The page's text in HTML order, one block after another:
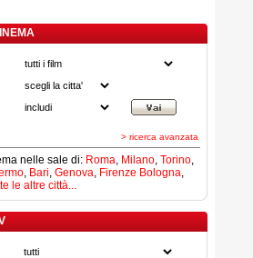
> ricerca avanzata
nelle sale di: Roma, Milano, Torino,
, Bari, Genova, Firenze Bologna,
le altre città...